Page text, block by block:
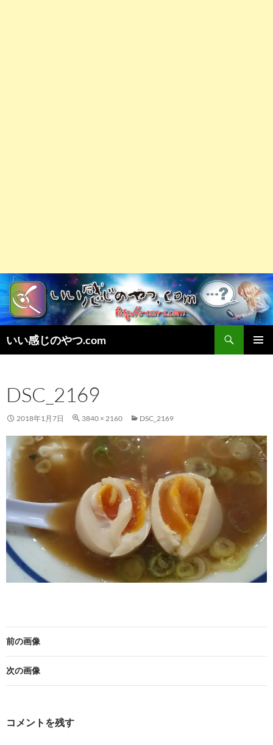
いい感じのやつ.com
索
ン
ツ
へ
ッ
DSC_2169
2018年1月7日 3840 × 2160 DSC_2169
前の画像
次の画像
コメントを残す